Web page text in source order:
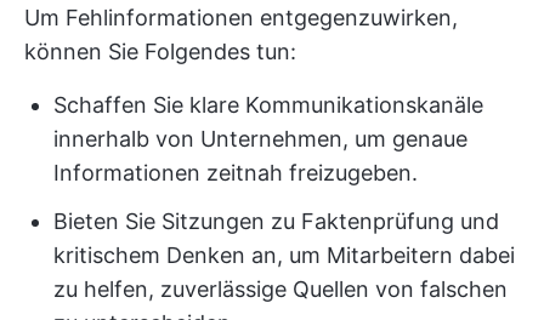
Um Fehlinformationen entgegenzuwirken,
können Sie Folgendes tun:
Schaffen Sie klare Kommunikationskanäle
innerhalb von Unternehmen, um genaue
Informationen zeitnah freizugeben.
Bieten Sie Sitzungen zu Faktenprüfung und
kritischem Denken an, um Mitarbeitern dabei
zu helfen, zuverlässige Quellen von falschen